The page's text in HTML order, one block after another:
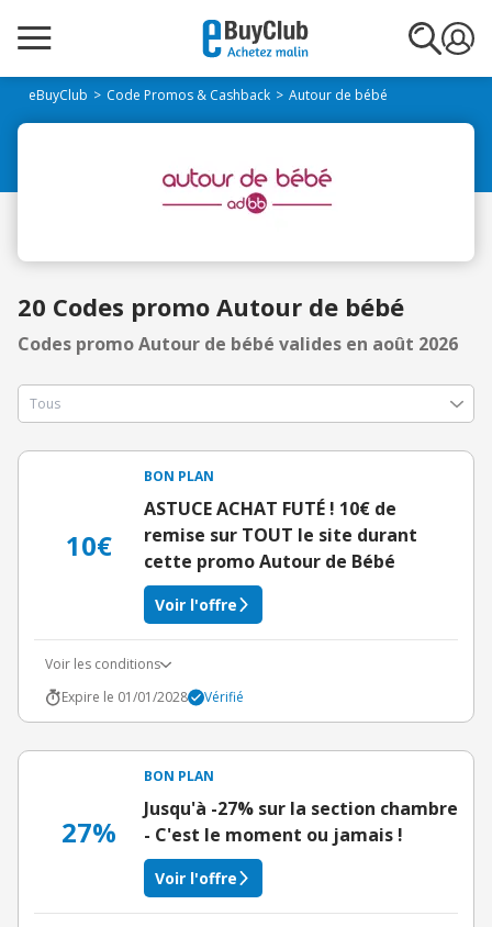
eBuyClub Code Promos & Cashback Autour de bébé
20 Codes promo Autour de bébé
Codes promo Autour de bébé valides en août 2026
10€
BON PLAN
ASTUCE ACHAT FUTÉ ! 10€ de
remise sur TOUT le site durant
cette promo Autour de Bébé
Voir l'offre
Voir les conditions
Expire le 01/01/2028
Vérifié
27%
BON PLAN
Jusqu'à -27% sur la section chambre
- C'est le moment ou jamais !
Voir l'offre